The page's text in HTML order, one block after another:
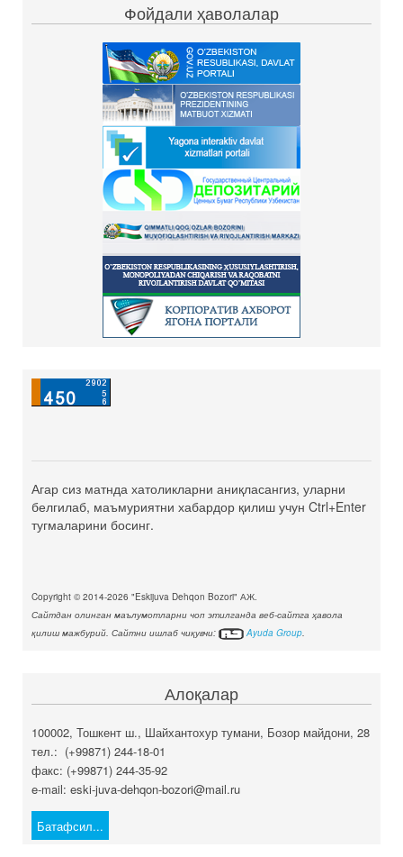
Фойдали ҳаволалар
Агар сиз матнда хатоликларни аниқласангиз, уларни
белгилаб, маъмуриятни хабардор қилиш учун Ctrl+Enter
тугмаларини босинг.
Copyright © 2014-2026 "Eskijuva Dehqon Bozori" АЖ.
Сайтдан олинган маълумотларни чоп этилганда веб-сайтга ҳавола
қилиш мажбурий. Сайтни ишлаб чиқувчи:
Ayuda Group.
Алоқалар
100002, Тошкент ш., Шайхантохур тумани, Бозор майдони, 28
тел.: (+99871) 244-18-01
факс: (+99871) 244-35-92
e-mail: eski-juva-dehqon-bozori@mail.ru
Батафсил...